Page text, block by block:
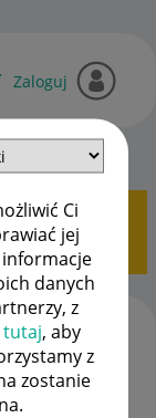
Ci
jej
danych
z
tutaj, aby
z
zostanie
Zaloguj
OPCJE
. Pokaż
20:05